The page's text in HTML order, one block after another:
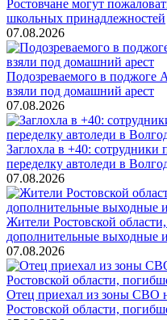
Ростовчане могут
школьных принадлежностей
07.08.2026
Подозреваемого в поджоге
взяли под домашний арест
07.08.2026
Заглохла в +40:
переделку автоледи в
07.08.2026
Жители Ростовской
дополнительные выходные
07.08.2026
Отец приехал из зоны СВО
Ростовской области,